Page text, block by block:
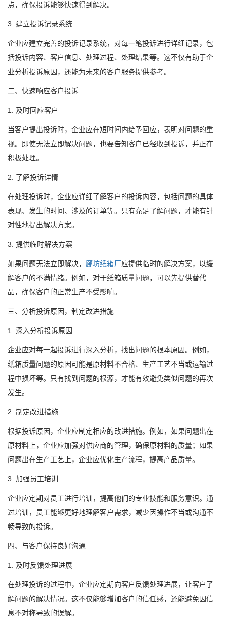
点，确保投诉能够快速得到解决。
3. 建立投诉记录系统
企业应建立完善的投诉记录系统，对每一笔投诉进行详细记录，包
括投诉内容、客户信息、处理过程、处理结果等。这不仅有助于企
业分析投诉原因，还能为未来的客户服务提供参考。
二、快速响应客户投诉
1. 及时回应客户
当客户提出投诉时，企业应在短时间内给予回应，表明对问题的重
视。即使无法立即解决问题，也要告知客户已经收到投诉，并正在
积极处理。
2. 了解投诉详情
在处理投诉时，企业应详细了解客户的投诉内容，包括问题的具体
表现、发生的时间、涉及的订单等。只有充足了解问题，才能有针
对性地提出解决方案。
3. 提供临时解决方案
如果问题无法立即解决， 廊坊纸箱厂应提供临时的解决方案，以缓
解客户的不满情绪。例如，对于纸箱质量问题，可以先提供替代
品，确保客户的正常生产不受影响。
三、分析投诉原因，制定改进措施
1. 深入分析投诉原因
企业应对每一起投诉进行深入分析，找出问题的根本原因。例如，
纸箱质量问题的原因可能是原材料不合格、生产工艺不当或运输过
程中损坏等。只有找到问题的根源，才能有效避免类似问题的再次
发生。
2. 制定改进措施
根据投诉原因，企业应制定相应的改进措施。例如，如果问题出在
原材料上，企业应加强对供应商的管理，确保原材料的质量；如果
问题出在生产工艺上，企业应优化生产流程，提高产品质量。
3. 加强员工培训
企业应定期对员工进行培训，提高他们的专业技能和服务意识。通
过培训，员工能够更好地理解客户需求，减少因操作不当或沟通不
畅导致的投诉。
四、与客户保持良好沟通
1. 及时反馈处理进展
在处理投诉的过程中，企业应定期向客户反馈处理进展，让客户了
解问题的解决情况。这不仅能够增加客户的信任感，还能避免因信
息不对称导致的误解。